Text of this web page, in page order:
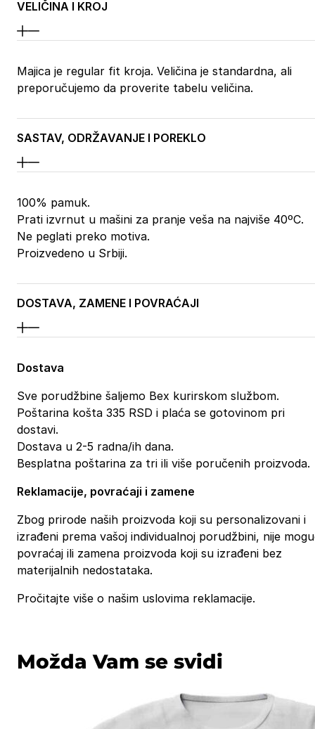
VELIČINA I KROJ
Majica je regular fit kroja. Veličina je standardna, ali
preporučujemo da proverite tabelu veličina.
SASTAV, ODRŽAVANJE I POREKLO
100% pamuk.
Prati izvrnut u mašini za pranje veša na najviše 40ºC.
Ne peglati preko motiva.
Proizvedeno u Srbiji.
DOSTAVA, ZAMENE I POVRAĆAJI
Dostava
Sve porudžbine šaljemo Bex kurirskom službom.
Poštarina košta 335 RSD i plaća se gotovinom pri
dostavi.
Dostava u 2-5 radna/ih dana.
Besplatna poštarina za tri ili više poručenih proizvoda.
Reklamacije, povraćaji i zamene
Zbog prirode naših proizvoda koji su personalizovani i
izrađeni prema vašoj individualnoj porudžbini, nije
povraćaj ili zamena proizvoda koji su izrađeni bez
materijalnih nedostataka.
Pročitajte više o našim uslovima reklamacije.
Možda Vam se svidi